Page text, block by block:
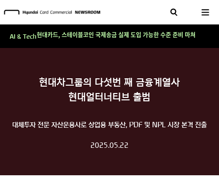
현대차그룹의 다섯번 째 금융계열사
현대얼터너티브 출범
대체투자 전문 자산운용사로 상업용 부동산, PDF 및 NPL 시장 본격 진출
2025.05.22
AI & Tech현대카드, 스테이블코인 국제송금 실제 도입 가능한 수준 준비 마쳐
'AI에게도 배운다'…현대카드·현대커머셜이 'AX 시대'에 대응하는 방식